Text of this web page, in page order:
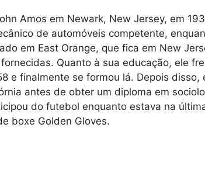
Amos em Newark, New Jersey, em
de automóveis competente,
em East Orange, que fica em New
Quanto à sua educação, ele
e finalmente se formou lá. Depois disso,
antes de obter um diploma em
do futebol enquanto estava na
boxe Golden Gloves.